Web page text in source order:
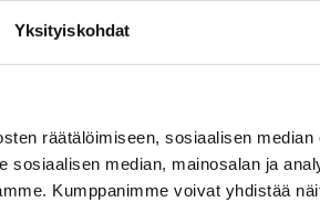
Yksityiskohdat
räätälöimiseen, sosiaalisen
median, mainosalan ja
Kumppanimme voivat yhdistää